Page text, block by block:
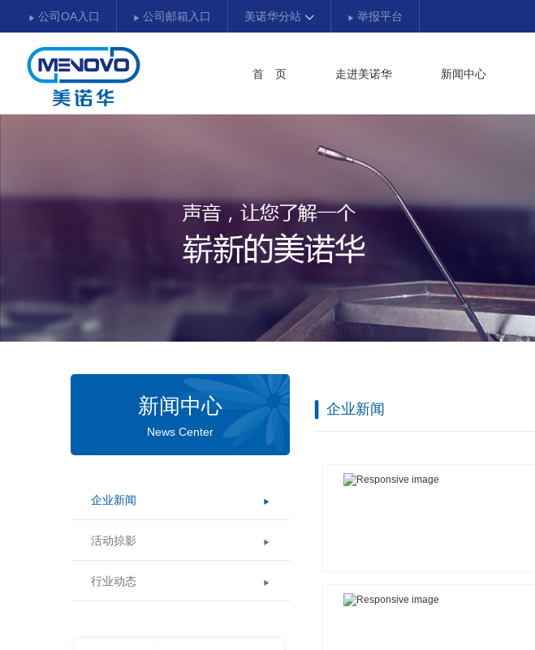
公司OA入口 公司邮箱入口 美诺华分站 举报平台
首 页 走进美诺华 新闻中心
新闻中心
News Center
企业新闻
活动掠影
行业动态
企业新闻